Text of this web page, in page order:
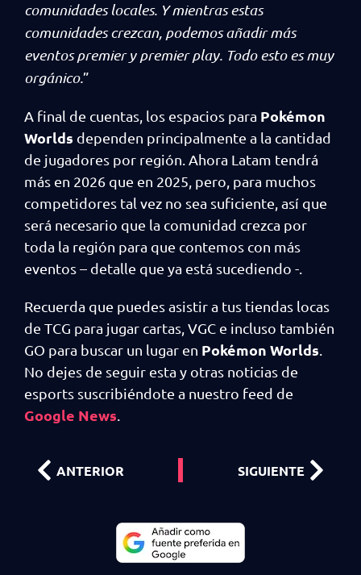
comunidades locales. Y mientras estas
comunidades crezcan, podemos añadir más
eventos premier y premier play. Todo esto es muy
orgánico.”
A final de cuentas, los espacios para Pokémon
Worlds dependen principalmente a la cantidad
de jugadores por región. Ahora Latam tendrá
más en 2026 que en 2025, pero, para muchos
competidores tal vez no sea suficiente, así que
será necesario que la comunidad crezca por
toda la región para que contemos con más
eventos – detalle que ya está sucediendo -.
Recuerda que puedes asistir a tus tiendas locas
de TCG para jugar cartas, VGC e incluso también
GO para buscar un lugar en Pokémon Worlds
No dejes de seguir esta y otras noticias de
esports suscribiéndote a nuestro feed de
Google News
ANTERIOR SIGUIENTE